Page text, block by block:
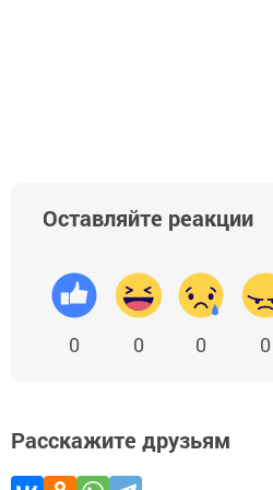
Оставляйте реакции
0 0 0 0
Расскажите друзьям